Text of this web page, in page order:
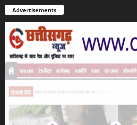
Advertisements